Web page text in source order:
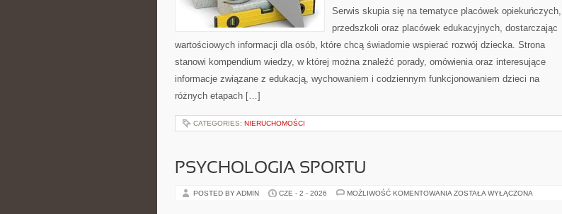
Serwis skupia się na tematyce placówek opiekuńczych,
przedszkoli oraz placówek edukacyjnych, dostarczając
wartościowych informacji dla osób, które chcą świadomie wspierać rozwój dziecka. Strona
stanowi kompendium wiedzy, w której można znaleźć porady, omówienia oraz interesujące
informacje związane z edukacją, wychowaniem i codziennym funkcjonowaniem dzieci na
różnych etapach […]
CATEGORIES: NIERUCHOMOŚCI
PSYCHOLOGIA SPORTU
POSTED BY ADMIN CZE - 2 - 2026 MOŻLIWOŚĆ KOMENTOWANIA PSYCHOLOGIA
ZOSTAŁA WYŁĄCZONA